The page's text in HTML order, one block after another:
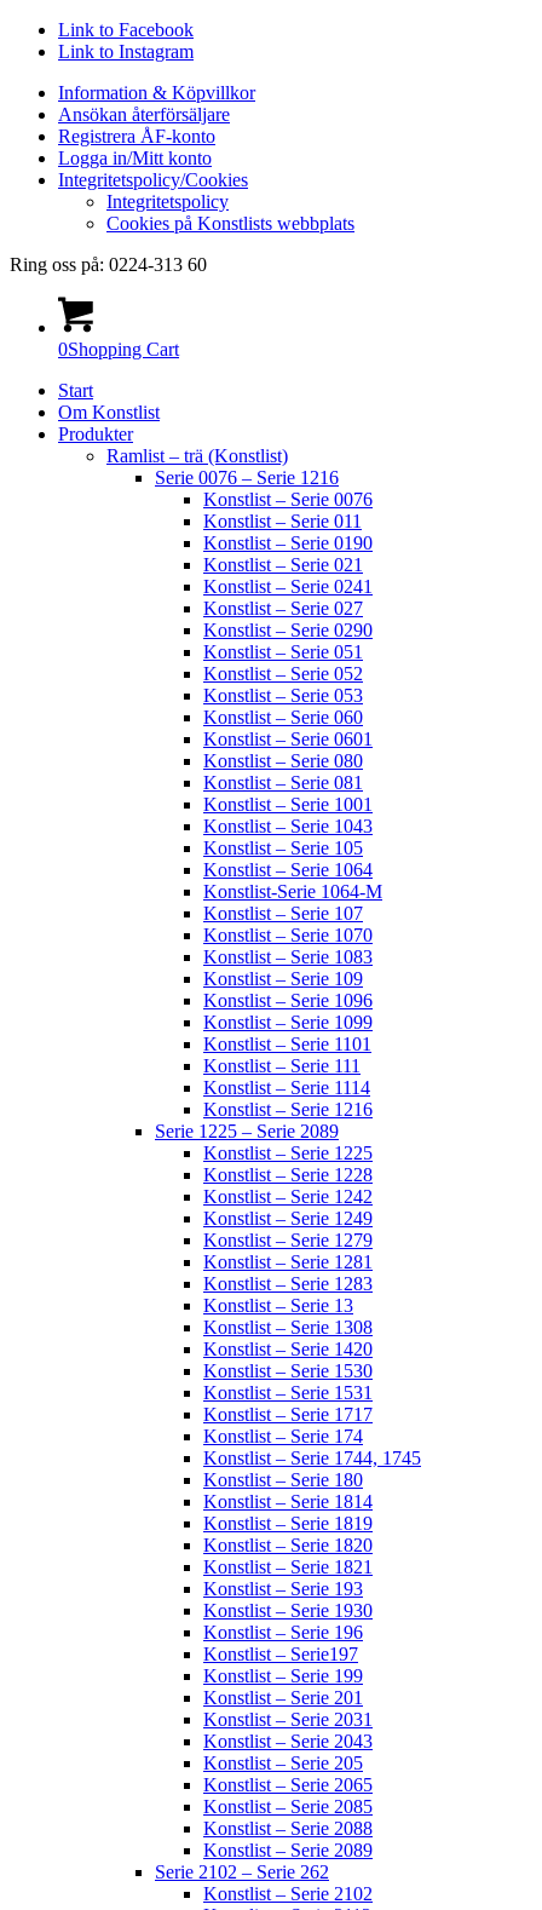
Link to Facebook
Link to Instagram
Information & Köpvillkor
Ansökan återförsäljare
Registrera ÅF-konto
Logga in/Mitt konto
Integritetspolicy/Cookies
Integritetspolicy
Cookies på Konstlists webbplats
Ring oss på: 0224-313 60
0Shopping Cart
Start
Om Konstlist
Produkter
Ramlist – trä (Konstlist)
Serie 0076 – Serie 1216
Konstlist – Serie 0076
Konstlist – Serie 011
Konstlist – Serie 0190
Konstlist – Serie 021
Konstlist – Serie 0241
Konstlist – Serie 027
Konstlist – Serie 0290
Konstlist – Serie 051
Konstlist – Serie 052
Konstlist – Serie 053
Konstlist – Serie 060
Konstlist – Serie 0601
Konstlist – Serie 080
Konstlist – Serie 081
Konstlist – Serie 1001
Konstlist – Serie 1043
Konstlist – Serie 105
Konstlist – Serie 1064
Konstlist-Serie 1064-M
Konstlist – Serie 107
Konstlist – Serie 1070
Konstlist – Serie 1083
Konstlist – Serie 109
Konstlist – Serie 1096
Konstlist – Serie 1099
Konstlist – Serie 1101
Konstlist – Serie 111
Konstlist – Serie 1114
Konstlist – Serie 1216
Serie 1225 – Serie 2089
Konstlist – Serie 1225
Konstlist – Serie 1228
Konstlist – Serie 1242
Konstlist – Serie 1249
Konstlist – Serie 1279
Konstlist – Serie 1281
Konstlist – Serie 1283
Konstlist – Serie 13
Konstlist – Serie 1308
Konstlist – Serie 1420
Konstlist – Serie 1530
Konstlist – Serie 1531
Konstlist – Serie 1717
Konstlist – Serie 174
Konstlist – Serie 1744, 1745
Konstlist – Serie 180
Konstlist – Serie 1814
Konstlist – Serie 1819
Konstlist – Serie 1820
Konstlist – Serie 1821
Konstlist – Serie 193
Konstlist – Serie 1930
Konstlist – Serie 196
Konstlist – Serie197
Konstlist – Serie 199
Konstlist – Serie 201
Konstlist – Serie 2031
Konstlist – Serie 2043
Konstlist – Serie 205
Konstlist – Serie 2065
Konstlist – Serie 2085
Konstlist – Serie 2088
Konstlist – Serie 2089
Serie 2102 – Serie 262
Konstlist – Serie 2102